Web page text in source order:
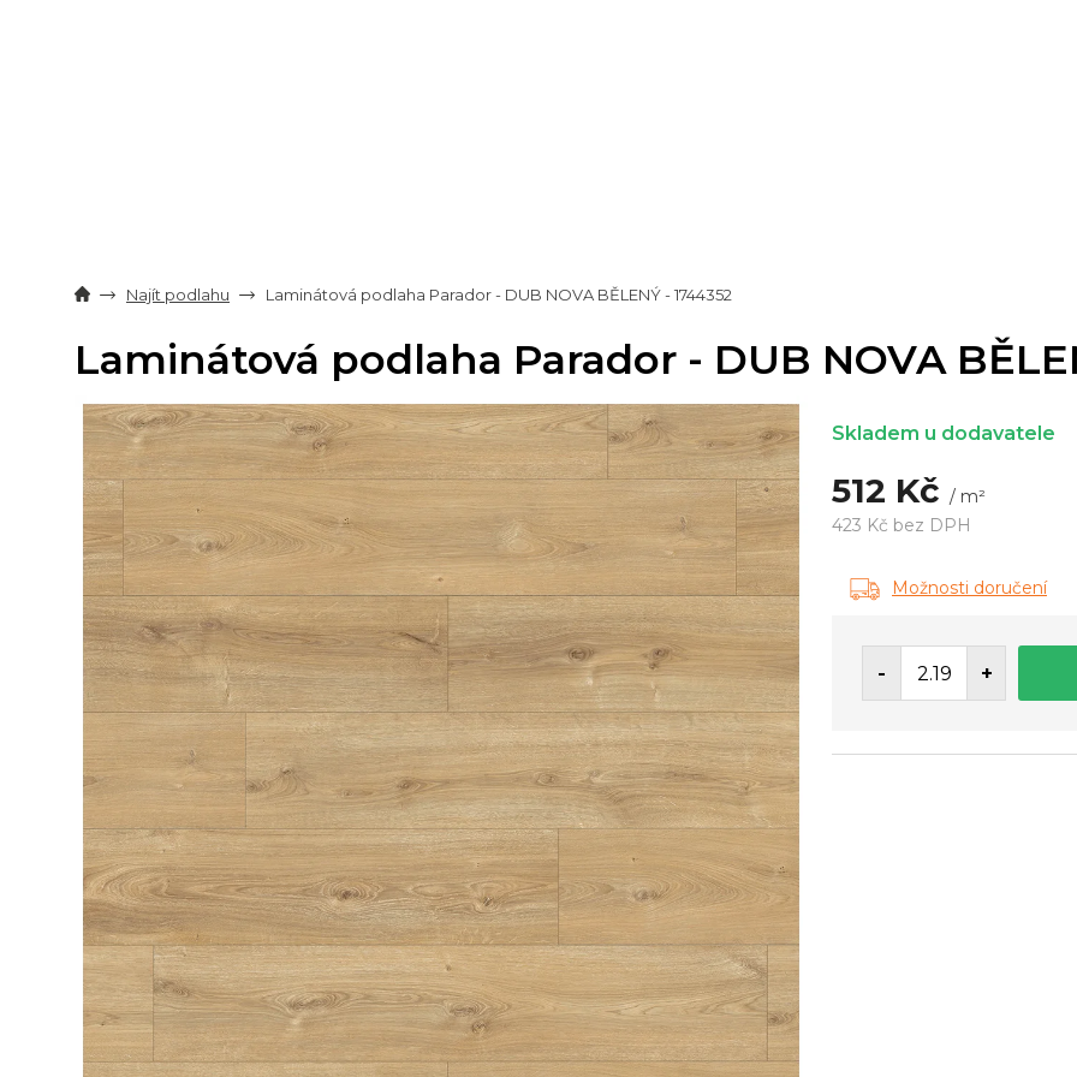
Najít podlahu Laminátová podlaha Parador - DUB NOVA BĚLENÝ - 1744352
Laminátová podlaha Parador - DUB NOVA
512 Kč / m²
423 Kč bez DPH
cena:
Skladem u dodavatele
Možnosti doručení